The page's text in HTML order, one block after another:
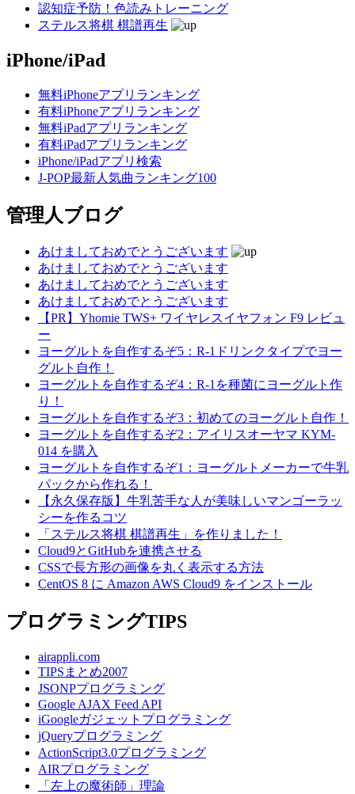
認知症予防！色読みトレーニング
ステルス将棋 棋譜再生
iPhone/iPad
無料iPhoneアプリランキング
有料iPhoneアプリランキング
無料iPadアプリランキング
有料iPadアプリランキング
iPhone/iPadアプリ検索
J-POP最新人気曲ランキング100
管理人ブログ
あけましておめでとうございます
あけましておめでとうございます
あけましておめでとうございます
あけましておめでとうございます
【PR】Yhomie TWS+ ワイヤレスイヤフォン F9 レビュ
ー
ヨーグルトを自作するぞ5：R-1ドリンクタイプでヨー
グルト自作！
ヨーグルトを自作するぞ4：R-1を種菌にヨーグルト作
り！
ヨーグルトを自作するぞ3：初めてのヨーグルト自作！
ヨーグルトを自作するぞ2：アイリスオーヤマ KYM-
014 を購入
ヨーグルトを自作するぞ1：ヨーグルトメーカーで牛乳
パックから作れる！
【永久保存版】牛乳苦手な人が美味しいマンゴーラッ
シーを作るコツ
「ステルス将棋 棋譜再生」を作りました！
Cloud9とGitHubを連携させる
CSSで長方形の画像を丸く表示する方法
CentOS 8 に Amazon AWS Cloud9 をインストール
プログラミングTIPS
airappli.com
TIPSまとめ2007
JSONPプログラミング
Google AJAX Feed API
iGoogleガジェットプログラミング
jQueryプログラミング
ActionScript3.0プログラミング
AIRプログラミング
「左上の魔術師」理論